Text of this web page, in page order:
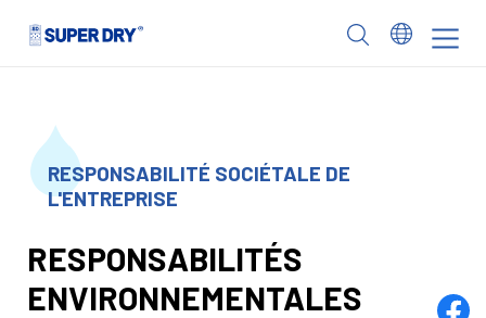
RESPONSABILITÉ SOCIÉTALE DE
L'ENTREPRISE
RESPONSABILITÉS
ENVIRONNEMENTALES